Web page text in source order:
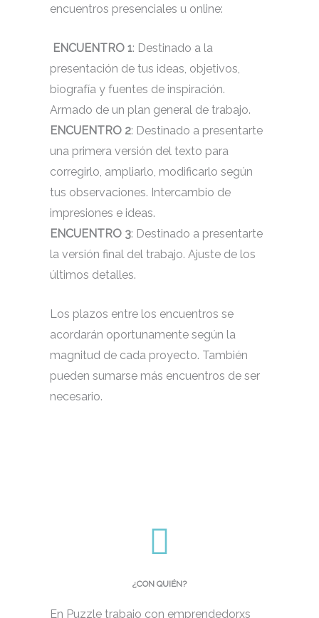
encuentros presenciales u online:
ENCUENTRO 1: Destinado a la
presentación de tus ideas, objetivos,
biografía y fuentes de inspiración.
Armado de un plan general de trabajo.
ENCUENTRO 2: Destinado a presentarte
una primera versión del texto para
corregirlo, ampliarlo, modificarlo según
tus observaciones. Intercambio de
impresiones e ideas.
ENCUENTRO 3: Destinado a presentarte
la versión final del trabajo. Ajuste de los
últimos detalles.
Los plazos entre los encuentros se
acordarán oportunamente según la
magnitud de cada proyecto. También
pueden sumarse más encuentros de ser
necesario.
¿CON QUIÉN?
En Puzzle trabajo con emprendedorxs